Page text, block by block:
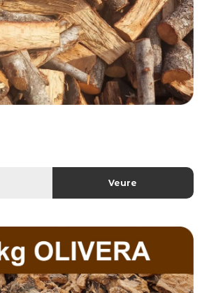
Veure